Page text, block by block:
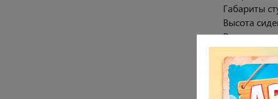
Габариты
Высота
Высота
Внутренний
Гарантия
Стул